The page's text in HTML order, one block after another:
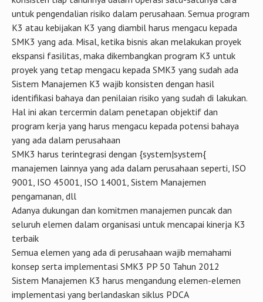
adalah :
Sistem Manajemen K3, harus komprehensif dan terintegrasi
dengan seluruh langkah pengendalian yang dilakukan. Antara
elemen Implementasi dengan potensi bahaya dan risiko yang
ada dalam perusahaan harus sejalan. SMK3 di susun dengan
pendekatan risk based concept agar tidak salah arah
Sistem Manajemen K3 wajib di implementasikan dengan
konsisten tiap tahunnya dalam operasi satu-satunya cara
untuk pengendalian risiko dalam perusahaan. Semua program
K3 atau kebijakan K3 yang diambil harus mengacu kepada
SMK3 yang ada. Misal, ketika bisnis akan melakukan proyek
ekspansi fasilitas, maka dikembangkan program K3 untuk
proyek yang tetap mengacu kepada SMK3 yang sudah ada
Sistem Manajemen K3 wajib konsisten dengan hasil
identifikasi bahaya dan penilaian risiko yang sudah di lakukan.
Hal ini akan tercermin dalam penetapan objektif dan
program kerja yang harus mengacu kepada potensi bahaya
yang ada dalam perusahaan
SMK3 harus terintegrasi dengan {system|system{
manajemen lainnya yang ada dalam perusahaan seperti, ISO
9001, ISO 45001, ISO 14001, Sistem Manajemen